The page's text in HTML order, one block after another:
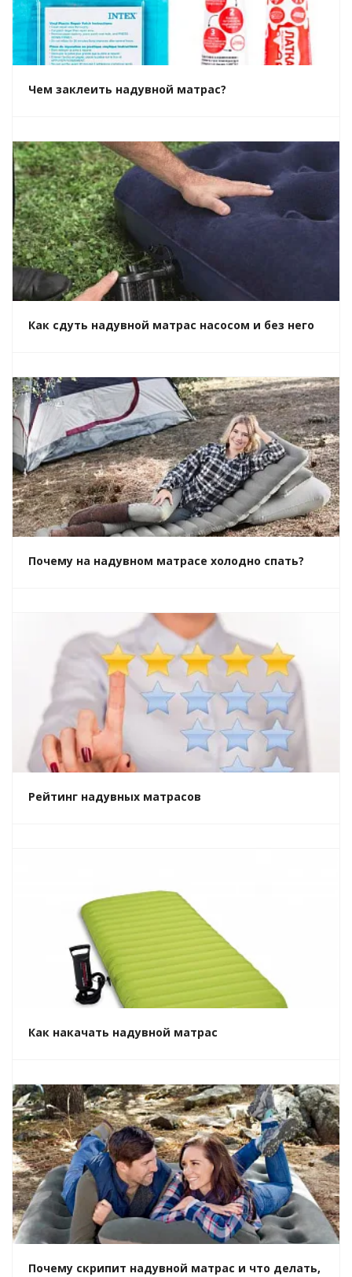
Чем заклеить надувной матрас?
Как сдуть надувной матрас насосом и без него
Почему на надувном матрасе холодно спать?
Рейтинг надувных матрасов
Как накачать надувной матрас
Почему скрипит надувной матрас и что делать,